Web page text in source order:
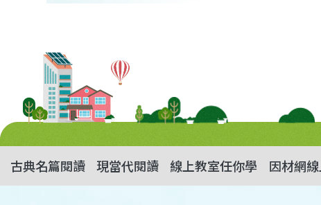
古典名篇閱讀 現當代閱讀 線上教室任你學 因材網